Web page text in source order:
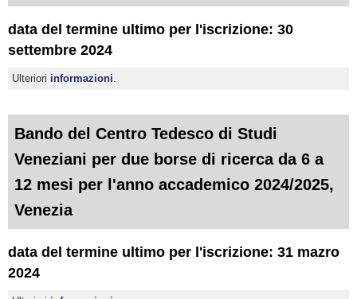
data del termine ultimo per l'iscrizione: 30
settembre 2024
Ulteriori informazioni.
Bando del Centro Tedesco di Studi
Veneziani per due borse di ricerca da 6 a
12 mesi per l'anno accademico 2024/2025,
Venezia
data del termine ultimo per l'iscrizione: 31 mazro
2024